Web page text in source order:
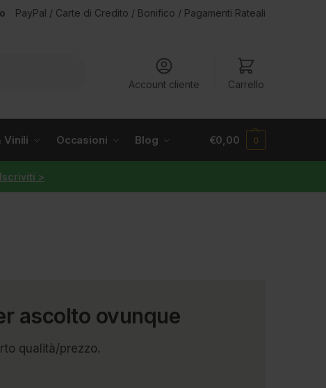
PayPal / Carte di Credito / Bonifico / Pagamenti Rateali
Account cliente Carrello
Vinili Occasioni Blog €0,00 0
Iscriviti >
ascolto ovunque
qualità/prezzo.